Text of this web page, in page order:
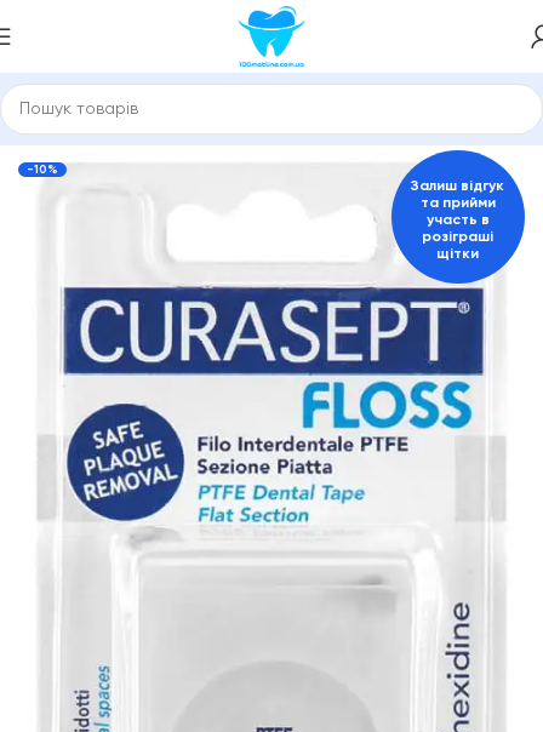
пасти та засоби для гігієни порожнини рота Curaprox
-10%
Залиш відгук
та прийми
участь в
розіграші
щітки